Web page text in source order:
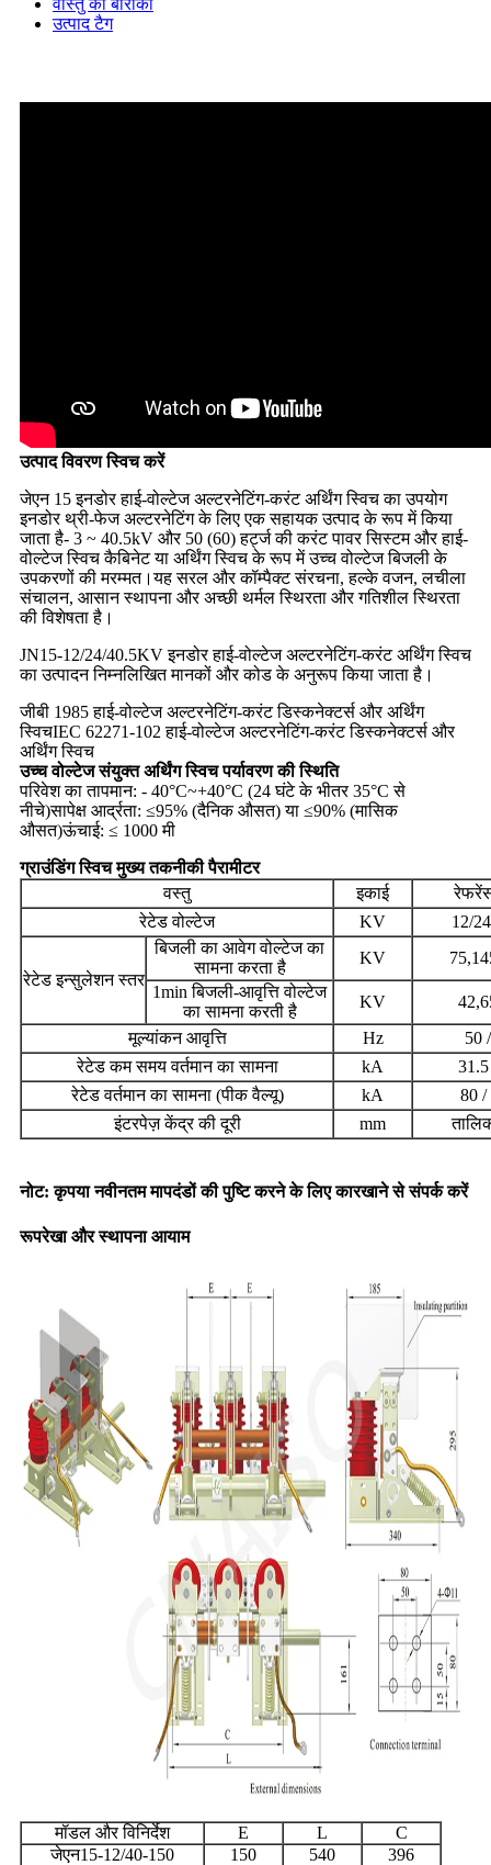
उत्पाद टैग
उत्पाद विवरण स्विच करें
जेएन 15 इनडोर हाई-वोल्टेज अल्टरनेटिंग-करंट अर्थिंग स्विच का उपयोग
इनडोर थ्री-फेज अल्टरनेटिंग के लिए एक सहायक उत्पाद के रूप में किया
जाता है- 3 ~ 40.5kV और 50 (60) हर्ट्ज की करंट पावर सिस्टम और हाई-
वोल्टेज स्विच कैबिनेट या अर्थिंग स्विच के रूप में उच्च वोल्टेज बिजली के
उपकरणों की मरम्मत।यह सरल और कॉम्पैक्ट संरचना, हल्के वजन, लचीला
संचालन, आसान स्थापना और अच्छी थर्मल स्थिरता और गतिशील स्थिरता
की विशेषता है।
JN15-12/24/40.5KV इनडोर हाई-वोल्टेज अल्टरनेटिंग-करंट अर्थिंग स्विच
का उत्पादन निम्नलिखित मानकों और कोड के अनुरूप किया जाता है।
जीबी 1985 हाई-वोल्टेज अल्टरनेटिंग-करंट डिस्कनेक्टर्स और अर्थिंग
स्विचIEC 62271-102 हाई-वोल्टेज अल्टरनेटिंग-करंट डिस्कनेक्टर्स और
अर्थिंग स्विच
उच्च वोल्टेज संयुक्त अर्थिंग स्विच पर्यावरण की स्थिति
परिवेश का तापमान: - 40°C~+40°C (24 घंटे के भीतर 35°C से
नीचे)सापेक्ष आर्द्रता: ≤95% (दैनिक औसत) या ≤90% (मासिक
औसत)ऊंचाई: ≤ 1000 मी
ग्राउंडिंग स्विच मुख्य तकनीकी पैरामीटर
वस्तु
इकाई
रेटेड वोल्टेज
KV 12/
रेटेड इन्सुलेशन स्तर
बिजली का आवेग वोल्टेज का
सामना करता है
KV
1min बिजली-आवृत्ति वोल्टेज
का सामना करती है
KV
मूल्यांकन आवृत्ति
Hz
50
रेटेड कम समय वर्तमान का सामना
kA
रेटेड वर्तमान का सामना (पीक वैल्यू)
kA
80 /
इंटरपेज़ केंद्र की दूरी
mm
नोट: कृपया नवीनतम मापदंडों की पुष्टि करने के लिए कारखाने से संपर्क करें
रूपरेखा और स्थापना आयाम
मॉडल और विनिर्देश E L
C
जेएन15-12/40-150
150 540
396